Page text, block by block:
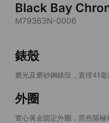
Black Bay
M79363N-0006
錶殼
磨光及磨砂鋼錶殼，直徑41毫
外圈
實心黃金固定外圈，黑色陽